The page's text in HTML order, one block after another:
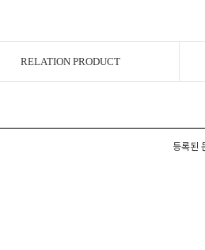
RELATION PRODUCT
등록된